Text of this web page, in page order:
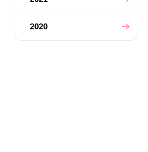
2020